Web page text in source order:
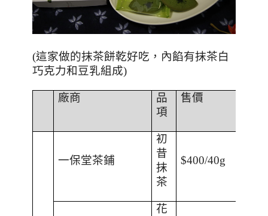
(這家做的抹茶餅乾好吃，內餡有抹茶白
巧克力和豆乳組成)
廠商
品
項
售價
一保堂茶鋪
初
昔
抹
茶
$400/40g
花